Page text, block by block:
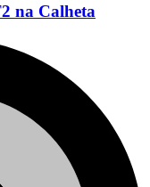
na Calheta